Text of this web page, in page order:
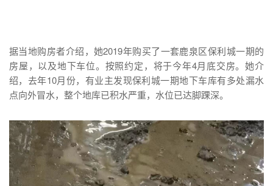
据当地购房者介绍，她2019年购买了一套鹿泉区保利城一期的
房屋，以及地下车位。按照约定，将于今年4月底交房。她介
绍，去年10月份，有业主发现保利城一期地下车库有多处漏水
点向外冒水，整个地库已积水严重，水位已达脚踝深。